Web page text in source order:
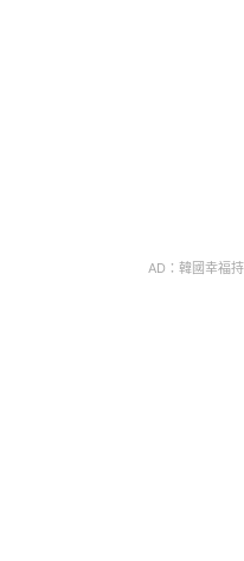
AD：韓國幸福